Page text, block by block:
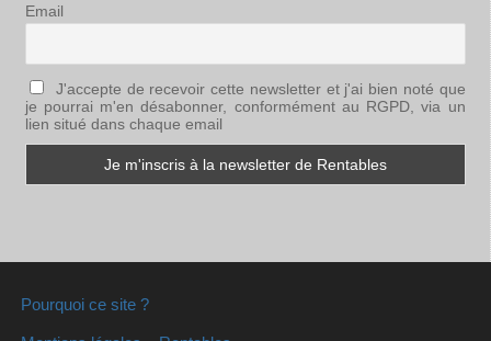
Email
J'accepte de recevoir cette newsletter et j'ai bien noté que
je pourrai m'en désabonner, conformément au RGPD, via un
lien situé dans chaque email
Pourquoi ce site ?